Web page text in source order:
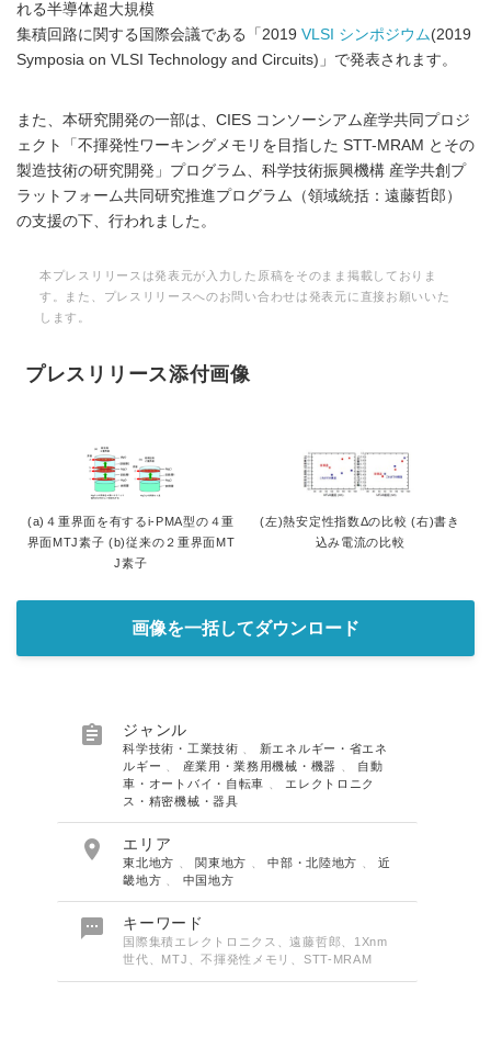
れる半導体超大規模
集積回路に関する国際会議である「2019 VLSI シンポジウム(2019
Symposia on VLSI Technology and Circuits)」で発表されます。
また、本研究開発の一部は、CIES コンソーシアム産学共同プロジ
ェクト「不揮発性ワーキングメモリを目指した STT-MRAM とその
製造技術の研究開発」プログラム、科学技術振興機構 産学共創プ
ラットフォーム共同研究推進プログラム（領域統括：遠藤哲郎）
の支援の下、行われました。
本プレスリリースは発表元が入力した原稿をそのまま掲載しておりま
す。また、プレスリリースへのお問い合わせは発表元に直接お願いいた
します。
プレスリリース添付画像
(a)４重界面を有するi-PMA型の４重
界面MTJ素子 (b)従来の２重界面MT
J素子
(左)熱安定性指数Δの比較 (右)書き
込み電流の比較
画像を一括してダウンロード
 ジャンル
科学技術・工業技術
新エネルギー・省エネ
ルギー
産業用・業務用機械・機器
自動
車・オートバイ・自転車
エレクトロニク
ス・精密機械・器具
 エリア
東北地方 、関東地方 、中部・北陸地方 、近
畿地方
中国地方
 キーワード
国際集積エレクトロニクス、遠藤哲郎、1Xnm
世代、MTJ、不揮発性メモリ、STT-MRAM